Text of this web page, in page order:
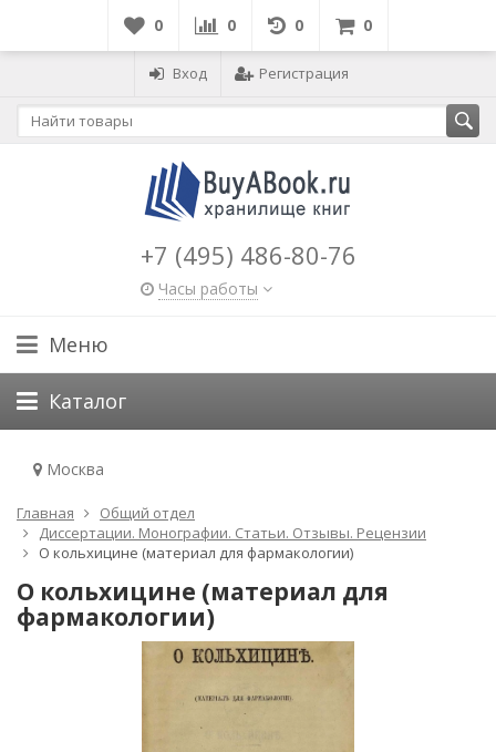
0 0 0 0
Вход Регистрация
+7 (495) 486-80-76
Часы работы
Меню
Каталог
Москва
Главная
Общий отдел
Диссертации. Монографии. Статьи. Отзывы. Рецензии
О кольхицине (материал для фармакологии)
О кольхицине (материал для
фармакологии)